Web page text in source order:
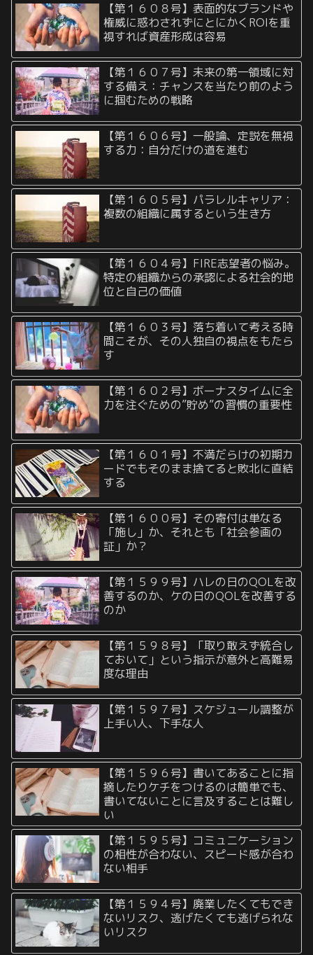
【第１６０８号】表面的なブランドや
権威に惑わされずにとにかくROIを重
視すれば資産形成は容易
【第１６０７号】未来の第一領域に対
する備え：チャンスを当たり前のよう
に掴むための戦略
【第１６０６号】一般論、定説を無視
する力：自分だけの道を進む
【第１６０５号】パラレルキャリア：
複数の組織に属するという生き方
【第１６０４号】FIRE志望者の悩み。
特定の組織からの承認による社会的地
位と自己の価値
【第１６０３号】落ち着いて考える時
間こそが、その人独自の視点をもたら
す
【第１６０２号】ボーナスタイムに全
力を注ぐための”貯め”の習慣の重要性
【第１６０１号】不満だらけの初期カ
ードでもそのまま捨てると敗北に直結
する
【第１６００号】その寄付は単なる
「施し」か、それとも「社会参画の
証」か？
【第１５９９号】ハレの日のQOLを改
善するのか、ケの日のQOLを改善する
のか
【第１５９８号】「取り敢えず統合し
ておいて」という指示が意外と高難易
度な理由
【第１５９７号】スケジュール調整が
上手い人、下手な人
【第１５９６号】書いてあることに指
摘したりケチをつけるのは簡単でも、
書いてないことに言及することは難し
い
【第１５９５号】コミュニケーション
の相性が合わない、スピード感が合わ
ない相手
【第１５９４号】廃業したくてもでき
ないリスク、逃げたくても逃げられな
いリスク